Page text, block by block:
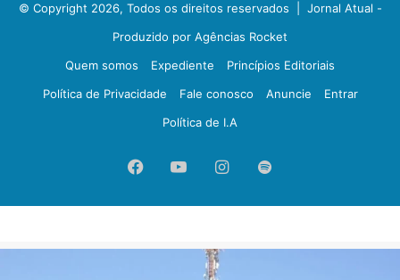
© Copyright 2026, Todos os direitos reservados | Jornal Atual -
Produzido por Agências Rocket
Quem somos
Expediente
Princípios Editoriais
Política de Privacidade
Fale conosco Anuncie
Entrar
Política de I.A
FacebookYouTubeInstagram
Spotify